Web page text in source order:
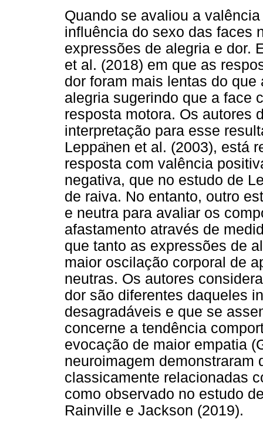
Quando se avaliou a
influência do sexo das faces
expressões de alegria e dor.
et al. (2018) em que as
dor foram mais lentas do
alegria sugerindo que a face
resposta motora. Os autores
interpretação para esse
Leppanen et al. (2003), está
resposta com valência
negativa, que no estudo de
de raiva. No entanto, outro
e neutra para avaliar os
afastamento através de
que tanto as expressões de
maior oscilação corporal de
neutras. Os autores
dor são diferentes daqueles
desagradáveis e que se
concerne a tendência
evocação de maior empatia
neuroimagem demonstraram
classicamente relacionadas
como observado no estudo
Rainville e Jackson (2019).